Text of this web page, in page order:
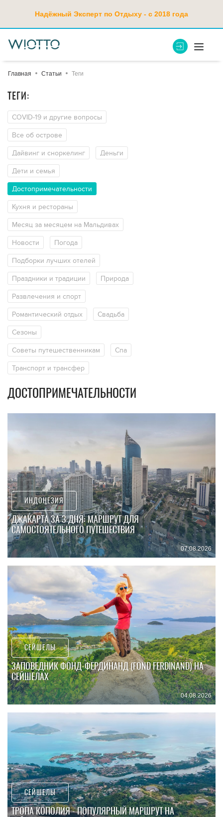
Надёжный Эксперт по Отдыху - с 2018 года
Главная Статьи Теги
ТЕГИ:
COVID-19 и другие вопросы
Все об острове
Дайвинг и сноркелинг Деньги
Дети и семья
Достопримечательности
Кухня и рестораны
Месяц за месяцем на Мальдивах
Новости Погода
Подборки лучших отелей
Праздники и традиции Природа
Развлечения и спорт
Романтический отдых Свадьба
Сезоны
Советы путешественникам Спа
Транспорт и трансфер
ДОСТОПРИМЕЧАТЕЛЬНОСТИ
ИНДОНЕЗИЯ
ДЖАКАРТА ЗА 3 ДНЯ: МАРШРУТ ДЛЯ
САМОСТОЯТЕЛЬНОГО ПУТЕШЕСТВИЯ
07.08.2026
СЕЙШЕЛЫ
ЗАПОВЕДНИК ФОНД-ФЕРДИНАНД (FOND FERDINAND) НА
СЕЙШЕЛАХ
04.08.2026
СЕЙШЕЛЫ
ТРОПА КОПОЛИЯ - ПОПУЛЯРНЫЙ МАРШРУТ НА